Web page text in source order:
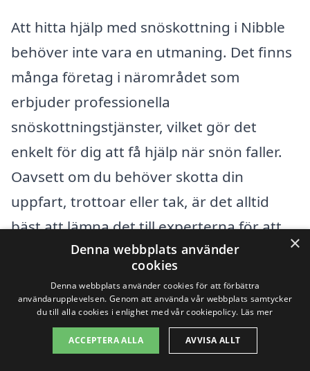
Att hitta hjälp med snöskottning i Nibble
behöver inte vara en utmaning. Det finns
många företag i närområdet som
erbjuder professionella
snöskottningstjänster, vilket gör det
enkelt för dig att få hjälp när snön faller.
Oavsett om du behöver skotta din
uppfart, trottoar eller tak, är det alltid
bäst att lämna det till experterna för att
säkerställa säkerhet och effektivitet.
På xn--snskottning-pris-nwb.se kan du
enkelt jämföra olika alternativ för
snöskottning i Nibble och de närliggande
×
Denna webbplats använder
cookies
Denna webbplats använder cookies för att förbättra
användarupplevelsen. Genom att använda vår webbplats samtycker
du till alla cookies i enlighet med vår cookiepolicy. Läs mer
ACCEPTERA ALLA AVVISA ALLT